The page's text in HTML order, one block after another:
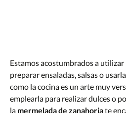
Estamos acostumbrados a
preparar ensaladas, salsas o
como la cocina es un arte muy
emplearla para realizar dulces o
la mermelada de zanahoriate